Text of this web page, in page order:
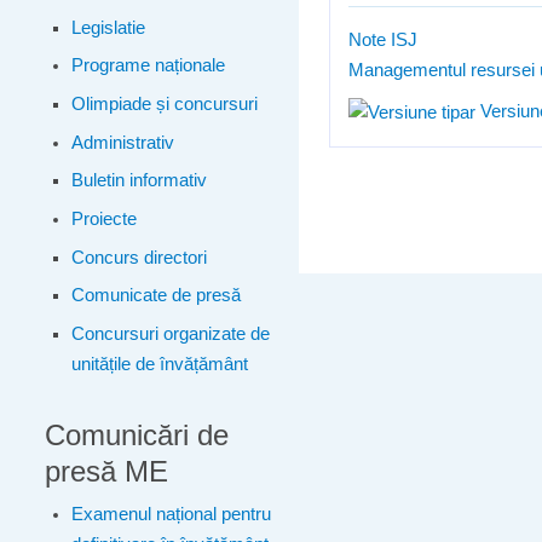
Legislatie
Programe naționale
Olimpiade și concursuri
Administrativ
Buletin informativ
Proiecte
Concurs directori
Comunicate de presă
Concursuri organizate de
unitățile de învățământ
Comunicări de
presă ME
Examenul național pentru
Note ISJ
Managementul resursei